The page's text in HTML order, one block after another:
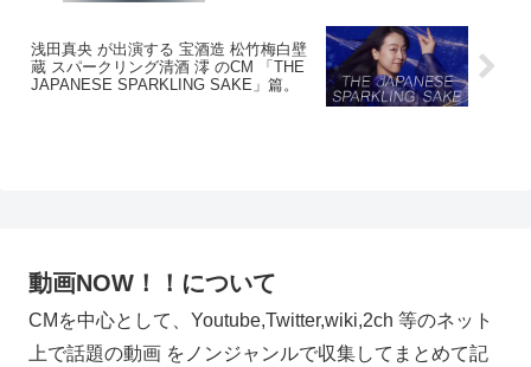
浅田真央 が出演する 宝酒造 松竹梅白壁
蔵 スパークリング清酒 澪 のCM 「THE
JAPANESE SPARKLING SAKE」篇。
動画NOW！！について
CMを中心として、Youtube,Twitter,wiki,2ch 等のネット
上で話題の動画 をノンジャンルで収集してまとめて記